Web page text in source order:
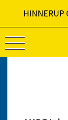
HINNERUP